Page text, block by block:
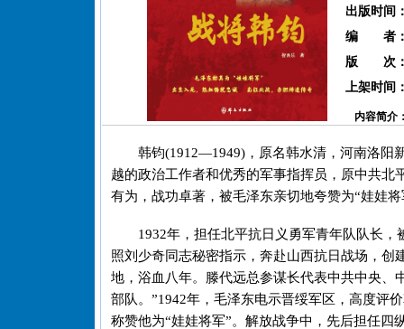
出版时间
编 者
版 次
上架时间
内容简介
韩钧(1912—1949)，原名韩水清，河南洛阳
越的政治工作者和优秀的军事指挥员，原中共
有为，战功卓著，被毛泽东亲切地夸赞为“娃娃将
1932年，担任北平抗日义勇军青年队队长
照刘少奇同志秘密指示，奔赴山西抗日战场，
地，浴血八年。滕代远总参谋长代表中共中央、
部队。”1942年，毛泽东电示晋绥军区，高度评
称赞他为“娃娃将军”。解放战争中，先后担任